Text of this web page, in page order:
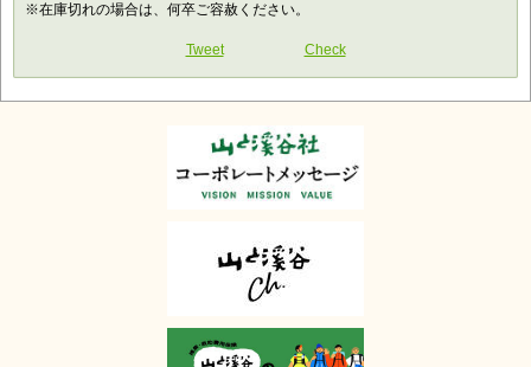
※在庫切れの場合は、何卒ご容赦ください。
Tweet Check